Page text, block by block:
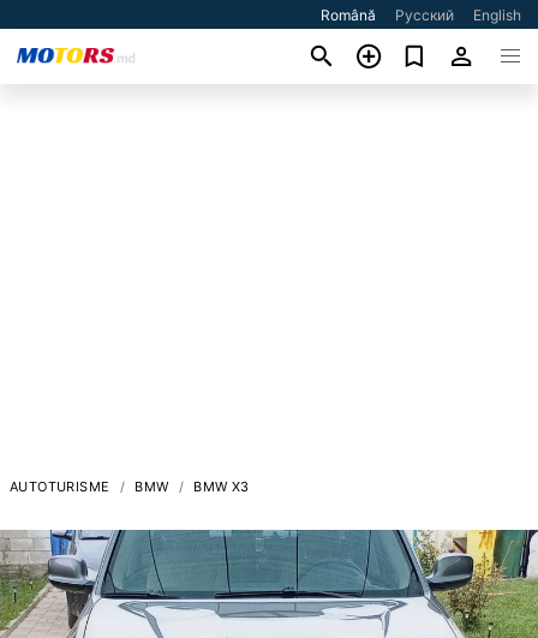
Română Русский English
AUTOTURISME BMW BMW X3